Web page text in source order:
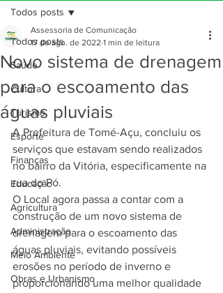
Todos posts
Saúde
Cultura
Turismo
Esporte
Finanças
Educação
Agricultura
Administração
Meio Ambiente
Obras e Urbanismo
Todos posts
Novo sistema de drenagem
para o escoamento das
águas pluviais
Assessoria de Comunicação
17 de ago. de 2022 1 min de leitura
A Prefeitura de Tomé-Açu, concluiu os
serviços que estavam sendo realizados
no bairro da Vitória, especificamente na
rua do Pó.
O Local agora passa a contar com a
construção de um novo sistema de
drenagem para o escoamento das
águas pluviais, evitando possíveis
erosões no período de inverno e
proporcionando uma melhor qualidade